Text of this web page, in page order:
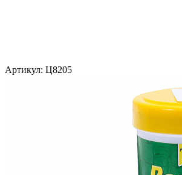
Артикул: Ц8205